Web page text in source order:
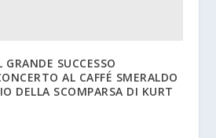
SUCCESSO
AL CAFFÉ SMERALDO
DELLA SCOMPARSA DI KURT